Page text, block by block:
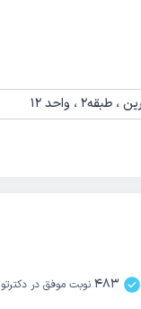
483 نوبت موفق در دکترتو